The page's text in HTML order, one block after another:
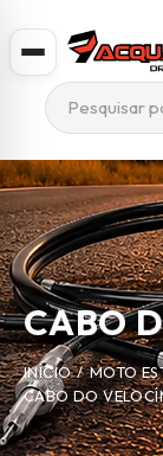
CABO
INÍCIO / MOTO
CABO DO